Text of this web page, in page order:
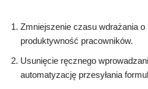
Zmniejszenie czasu wdrażania o
produktywność pracowników.
Usunięcie ręcznego
automatyzację przesyłania